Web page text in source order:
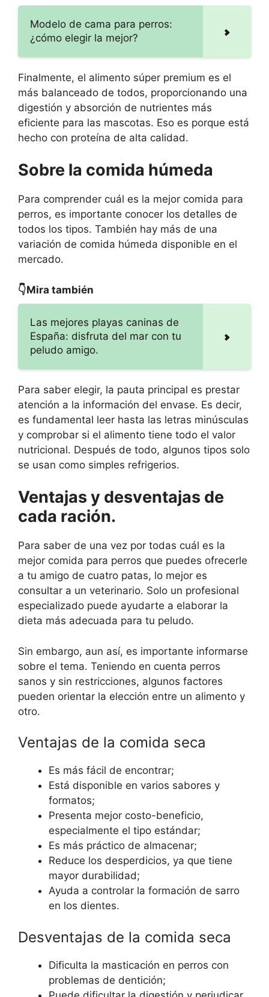
Modelo de cama para perros:
¿cómo elegir la mejor?
Finalmente, el alimento súper premium es el
más balanceado de todos, proporcionando una
digestión y absorción de nutrientes más
eficiente para las mascotas. Eso es porque está
hecho con proteína de alta calidad.
Sobre la comida húmeda
Para comprender cuál es la mejor comida para
perros, es importante conocer los detalles de
todos los tipos. También hay más de una
variación de comida húmeda disponible en el
mercado.
👇Mira también
Las mejores playas caninas de
España: disfruta del mar con tu
peludo amigo.
Para saber elegir, la pauta principal es prestar
atención a la información del envase. Es decir,
es fundamental leer hasta las letras minúsculas
y comprobar si el alimento tiene todo el valor
nutricional. Después de todo, algunos tipos solo
se usan como simples refrigerios.
Ventajas y desventajas de
cada ración.
Para saber de una vez por todas cuál es la
mejor comida para perros que puedes ofrecerle
a tu amigo de cuatro patas, lo mejor es
consultar a un veterinario. Solo un profesional
especializado puede ayudarte a elaborar la
dieta más adecuada para tu peludo.
Sin embargo, aun así, es importante informarse
sobre el tema. Teniendo en cuenta perros
sanos y sin restricciones, algunos factores
pueden orientar la elección entre un alimento y
otro.
Ventajas de la comida seca
Es más fácil de encontrar;
Está disponible en varios sabores y
formatos;
Presenta mejor costo-beneficio,
especialmente el tipo estándar;
Es más práctico de almacenar;
Reduce los desperdicios, ya que tiene
mayor durabilidad;
Ayuda a controlar la formación de sarro
en los dientes.
Desventajas de la comida seca
Dificulta la masticación en perros con
problemas de dentición;